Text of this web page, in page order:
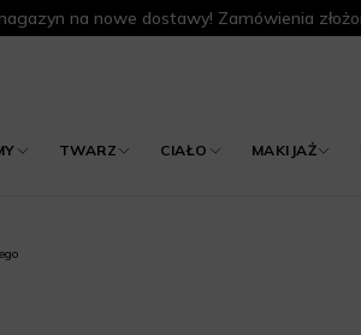
na nowe dostawy! Zamówienia
TWARZ CIAŁO MAKIJAŻ